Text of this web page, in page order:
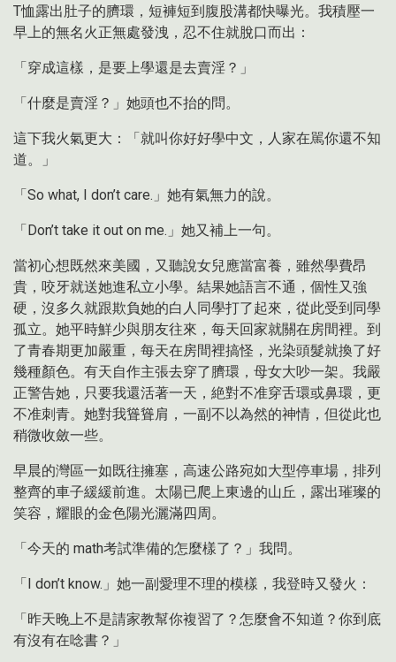
T恤露出肚子的臍環，短褲短到腹股溝都快曝光。我積壓一
早上的無名火正無處發洩，忍不住就脫口而出：
「穿成這樣，是要上學還是去賣淫？」
「什麼是賣淫？」她頭也不抬的問。
這下我火氣更大：「就叫你好好學中文，人家在駡你還不知
道。」
「So what, I don’t care.」她有氣無力的說。
「Don’t take it out on me.」她又補上一句。
當初心想既然來美國，又聽說女兒應當富養，雖然學費昂
貴，咬牙就送她進私立小學。結果她語言不通，個性又強
硬，沒多久就跟欺負她的白人同學打了起來，從此受到同學
孤立。她平時鮮少與朋友往來，每天回家就關在房間裡。到
了青春期更加嚴重，每天在房間裡搞怪，光染頭髮就換了好
幾種顏色。有天自作主張去穿了臍環，母女大吵一架。我嚴
正警告她，只要我還活著一天，絶對不准穿舌環或鼻環，更
不准刺青。她對我聳聳肩，一副不以為然的神情，但從此也
稍微收斂一些。
早晨的灣區一如既往擁塞，高速公路宛如大型停車場，排列
整齊的車子緩緩前進。太陽已爬上東邊的山丘，露出璀璨的
笑容，耀眼的金色陽光灑滿四周。
「今天的 math考試準備的怎麼樣了？」我問。
「I don’t know.」她一副愛理不理的模樣，我登時又發火：
「昨天晚上不是請家教幫你複習了？怎麼會不知道？你到底
有沒有在唸書？」